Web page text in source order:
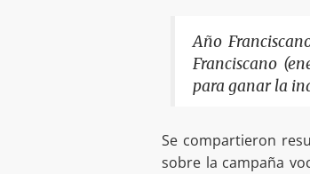
Año
Franciscano
para ganar la
Se compartieron
sobre la campaña